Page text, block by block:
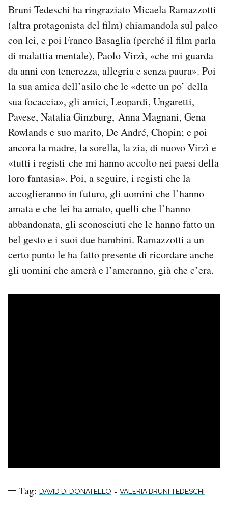
Esci
Bruni Tedeschi ha ringraziato Micaela Ramazzotti
(altra protagonista del film) chiamandola sul palco
con lei, e poi Franco Basaglia (perché il film parla
di malattia mentale), Paolo Virzì, «che mi guarda
da anni con tenerezza, allegria e senza paura». Poi
la sua amica dell’asilo che le «dette un po’ della
sua focaccia», gli amici, Leopardi, Ungaretti,
Pavese, Natalia Ginzburg, Anna Magnani, Gena
Rowlands e suo marito, De André, Chopin; e poi
ancora la madre, la sorella, la zia, di nuovo Virzì e
«tutti i registi che mi hanno accolto nei paesi della
loro fantasia». Poi, a seguire, i registi che la
accoglieranno in futuro, gli uomini che l’hanno
amata e che lei ha amato, quelli che l’hanno
abbandonata, gli sconosciuti che le hanno fatto un
bel gesto e i suoi due bambini. Ramazzotti a un
certo punto le ha fatto presente di ricordare anche
gli uomini che amerà e l’ameranno, già che c’era.
Tag: DAVID DI DONATELLO - VALERIA BRUNI TEDESCHI